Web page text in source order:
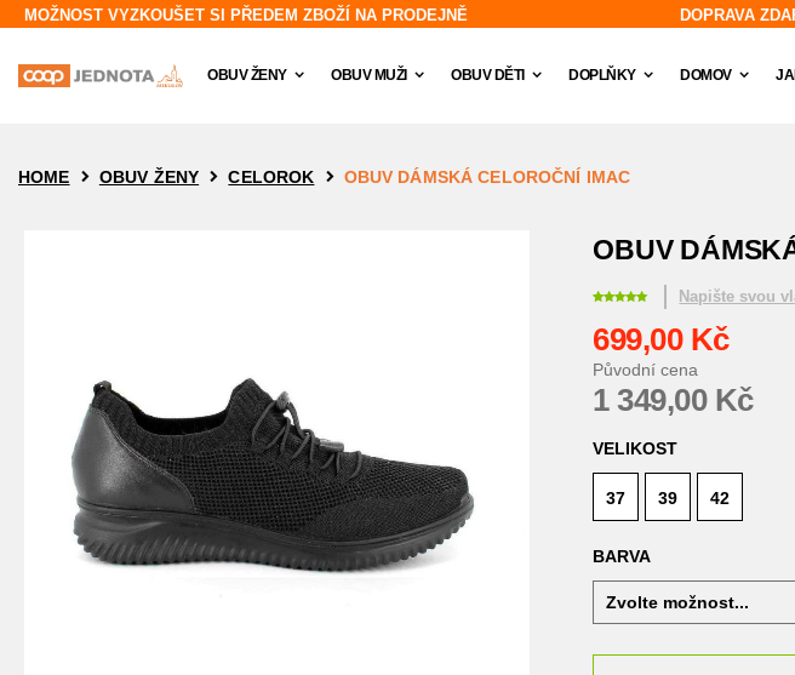
The store will not work correctly in the case when cookies are disabled.
MOŽNOST VYZKOUŠET SI PŘEDEM ZBOŽÍ NA PRODEJNĚ DOPRAVA
OBUV ŽENY OBUV MUŽI OBUV DĚTI DOPLŇKY DOMOV
HOME OBUV ŽENY CELOROK OBUV DÁMSKÁ CELOROČNÍ IMAC
OBUV
Napište svou
699,00 Kč
Původní cena
1 349,00 Kč
VELIKOST
37 39 42
BARVA